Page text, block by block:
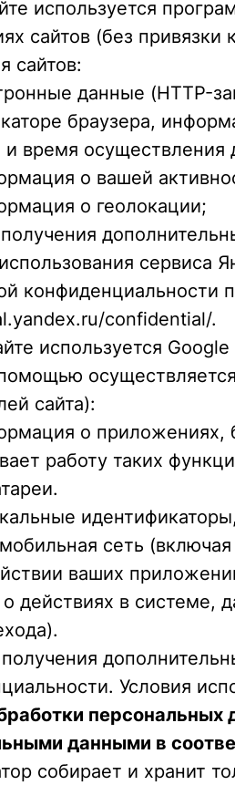
используется
сайтов (без
сайтов:
данные (HTTP-
браузера,
и время
о вашей
о геолокации;
получения
сервиса
конфиденциальности
confidential/.
используется
сайта):
о приложениях,
работу таких
сеть
ваших
действиях в системе,
Условия
данными в
собирает и хранит